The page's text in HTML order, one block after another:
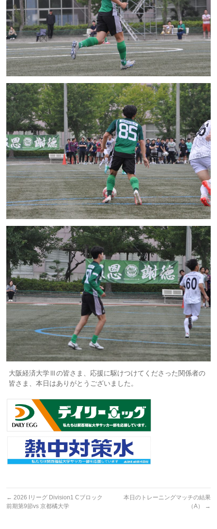
大阪経済大学Ⅲの皆さま、応援に駆けつけてくださった関係者の
皆さま、本日はありがとうございました。
← 2026 Iリーグ Division1 Cブロック
前期第9節vs 京都橘大学
本日のトレーニングマッチの結果
（A）
→